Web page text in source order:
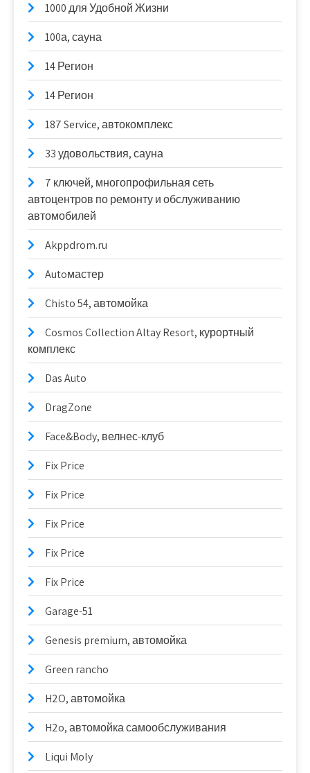
1000 для Удобной Жизни
100а, сауна
14 Регион
14 Регион
187 Service, автокомплекс
33 удовольствия, сауна
7 ключей, многопрофильная сеть
автоцентров по ремонту и обслуживанию
автомобилей
Akppdrom.ru
Autoмастер
Chisto 54, автомойка
Cosmos Collection Altay Resort, курортный
комплекс
Das Auto
DragZone
Face&Body, велнес-клуб
Fix Price
Fix Price
Fix Price
Fix Price
Fix Price
Garage-51
Genesis premium, автомойка
Green rancho
H2O, автомойка
H2o, автомойка самообслуживания
Liqui Moly